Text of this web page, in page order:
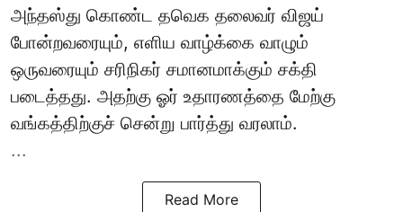
அந்தஸ்து கொண்ட தவெக தலைவர் விஜய்
போன்றவரையும், எளிய வாழ்க்கை வாழும்
ஒருவரையும் சரிநிகர் சமானமாக்கும் சக்தி
படைத்தது. அதற்கு ஓர் உதாரணத்தை மேற்கு
வங்கத்திற்குச் சென்று பார்த்து வரலாம்.
...
Read More